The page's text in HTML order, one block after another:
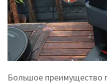
Большое преимущество